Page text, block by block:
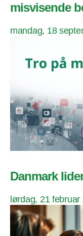
misvisende
mandag, 18
Danmark
lørdag, 21